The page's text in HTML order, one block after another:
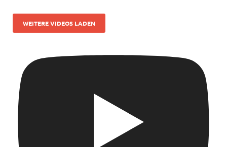
WEITERE VIDEOS LADEN